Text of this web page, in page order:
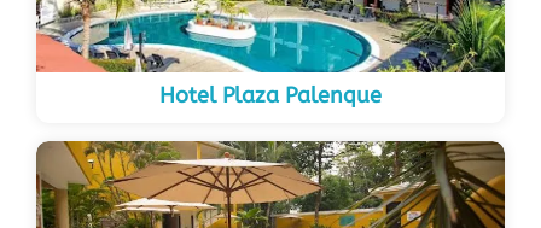
Hotel Plaza Palenque